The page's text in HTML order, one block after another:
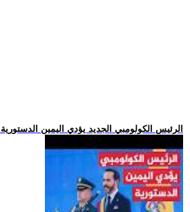
.. الرئيس الكولومبي الجديد يؤدي اليمين